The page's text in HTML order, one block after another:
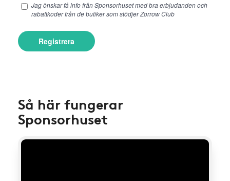
Jag önskar få info från Sponsorhuset med bra erbjudanden och
rabattkoder från de butiker som stödjer Zorrow Club
Registrera
Så här fungerar
Sponsorhuset